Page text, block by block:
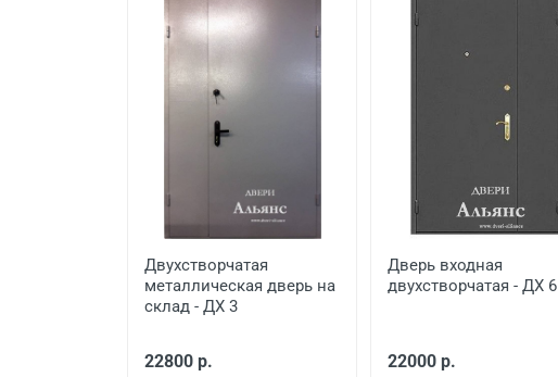
Заделка швов монтажной пеной
Расширение проема
Двухстворчатая
металлическая дверь на
склад - ДХ 3
22800 р.
Дверь входная
двухстворчатая - ДХ 6
22000 р.